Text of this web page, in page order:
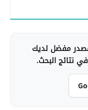
مفضل لديك
نتائج البحث.